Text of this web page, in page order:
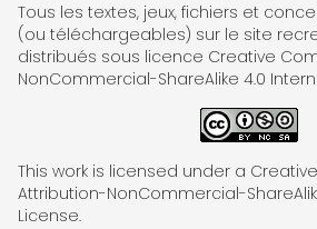
Tous les textes, jeux, fichiers et
(ou téléchargeables) sur le site
distribués sous licence Creative
NonCommercial-ShareAlike 4.0
This work is licensed under a
Attribution-NonCommercial-
License.